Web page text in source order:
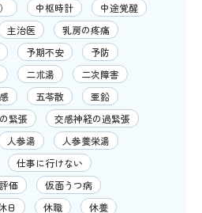
中枢時計
中途覚醒
主治医
乳房の疼痛
予期不安
予防
二朮湯
二次障害
五苓散
亜鉛
緊張
交感神経の過緊張
人参湯
人参養栄湯
仕事に行けない
価
仮面うつ病
日 休職
休養